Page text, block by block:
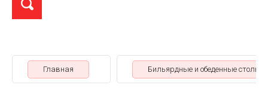
Главная Бильярдные и обеденные столы